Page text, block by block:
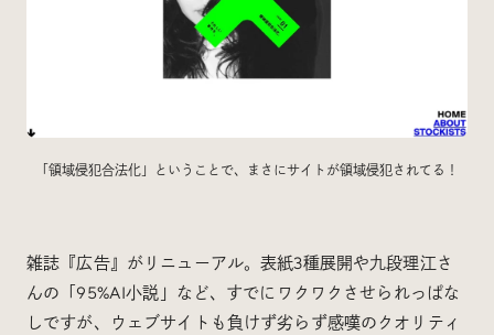
「領域侵犯合法化」ということで、まさにサイトが領域侵犯されてる！
雑誌『広告』がリニューアル。表紙3種展開や九段理江さ
んの「95%AI小説」など、すでにワクワクさせられっぱな
しですが、ウェブサイトも負けず劣らず感嘆のクオリティ